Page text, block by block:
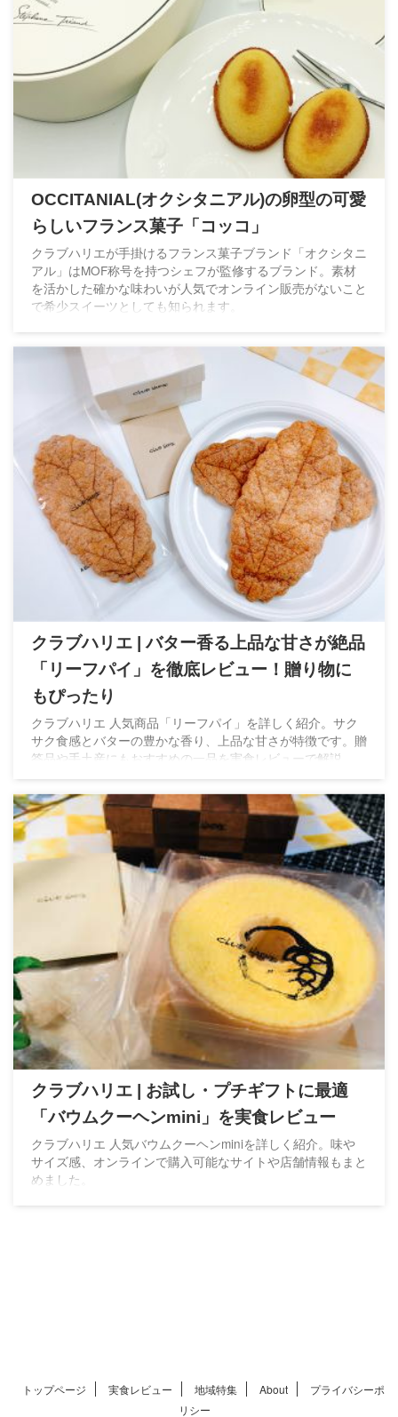
OCCITANIAL(オクシタニアル)の卵型の可愛
らしいフランス菓子「コッコ」
クラブハリエが手掛けるフランス菓子ブランド「オクシタニ
アル」はMOF称号を持つシェフが監修するブランド。素材
を活かした確かな味わいが人気でオンライン販売がないこと
で希少スイーツとしても知られます。
クラブハリエ | バター香る上品な甘さが絶品
「リーフパイ」を徹底レビュー！贈り物に
もぴったり
クラブハリエ 人気商品「リーフパイ」を詳しく紹介。サク
サク食感とバターの豊かな香り、上品な甘さが特徴です。贈
答品や手土産にもおすすめの一品を実食レビューで解説
クラブハリエ | お試し・プチギフトに最適
「バウムクーヘンmini」を実食レビュー
クラブハリエ 人気バウムクーヘンminiを詳しく紹介。味や
サイズ感、オンラインで購入可能なサイトや店舗情報もまと
めました。
トップページ 実食レビュー 地域特集 About
プライバシーポ
リシー